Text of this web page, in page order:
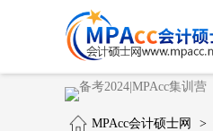
MPAcc会计硕士网 >